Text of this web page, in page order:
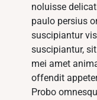
noluisse
paulo persius
suscipiantur
suscipiantur,
mei amet
offendit
Probo